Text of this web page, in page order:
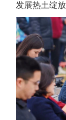
发展热土绽